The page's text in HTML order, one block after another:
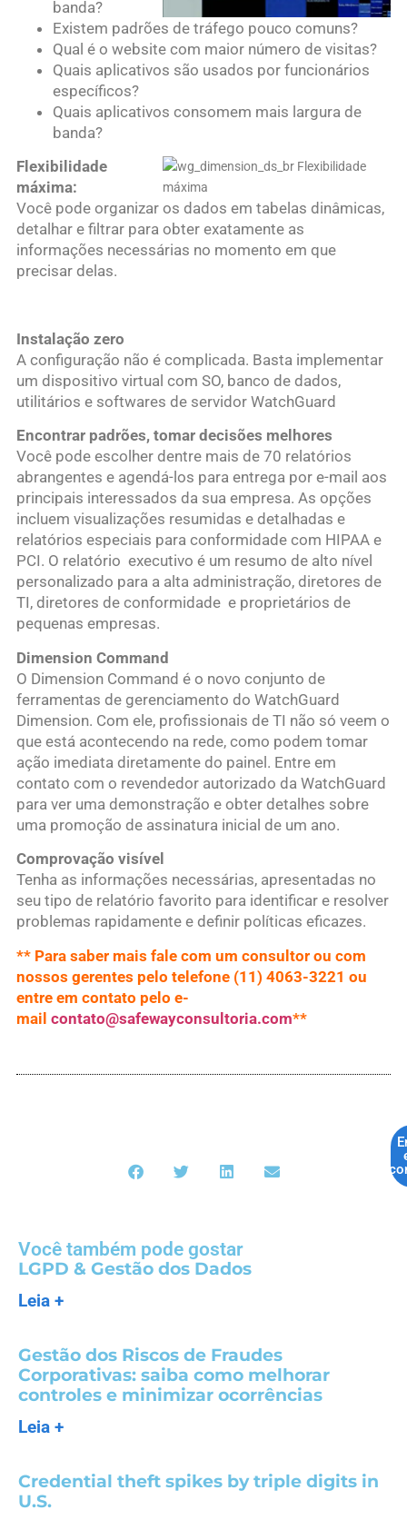
banda?
Existem padrões de tráfego pouco comuns?
Qual é o website com maior número de visitas?
Quais aplicativos são usados por funcionários
específicos?
Quais aplicativos consomem mais largura de
banda?
Flexibilidade
máxima:
Você pode organizar os dados em tabelas dinâmicas,
detalhar e filtrar para obter exatamente as
informações necessárias no momento em que
precisar delas.
Instalação zero
A configuração não é complicada. Basta implementar
um dispositivo virtual com SO, banco de dados,
utilitários e softwares de servidor WatchGuard
Encontrar padrões, tomar decisões melhores
Você pode escolher dentre mais de 70 relatórios
abrangentes e agendá-los para entrega por e-mail aos
principais interessados da sua empresa. As opções
incluem visualizações resumidas e detalhadas e
relatórios especiais para conformidade com HIPAA e
PCI. O relatório executivo é um resumo de alto nível
personalizado para a alta administração, diretores de
TI, diretores de conformidade e proprietários de
pequenas empresas.
Dimension Command
O Dimension Command é o novo conjunto de
ferramentas de gerenciamento do WatchGuard
Dimension. Com ele, profissionais de TI não só veem o
que está acontecendo na rede, como podem tomar
ação imediata diretamente do painel. Entre em
contato com o revendedor autorizado da WatchGuard
para ver uma demonstração e obter detalhes sobre
uma promoção de assinatura inicial de um ano.
Comprovação visível
Tenha as informações necessárias, apresentadas no
seu tipo de relatório favorito para identificar e resolver
problemas rapidamente e definir políticas eficazes.
** Para saber mais fale com um consultor ou com
nossos gerentes pelo telefone (11) 4063-3221 ou
entre em contato pelo e-
mail contato@safewayconsultoria.com**
Você também pode gostar
LGPD & Gestão dos Dados
Leia +
Gestão dos Riscos de Fraudes
Corporativas: saiba como melhorar
controles e minimizar ocorrências
Leia +
Credential theft spikes by triple digits in
U.S.